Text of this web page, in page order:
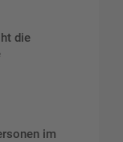
die
im